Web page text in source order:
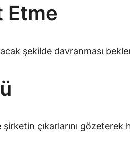
Etme
şekilde davranması
çıkarlarını gözeterek